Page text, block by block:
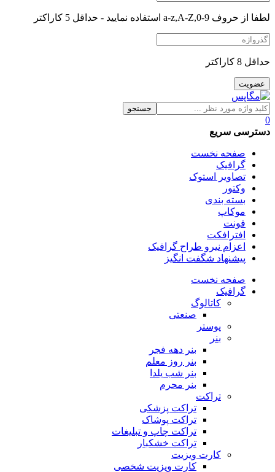
لطفا از حروف a-z,A-Z,0-9 استفاده نمایید - حداقل 5 کاراکتر
حداقل 8 کاراکتر
جستجو
0
دسترسی سریع
صفحه نخست
گرافیک
تصاویر استوک
وکتور
بسته بندی
موکاپ
فونت
افترافکت
اعزام نیرو طراح گرافیک
پیشنهاد شگفت انگیز
صفحه نخست
گرافیک
کاتالوگ
صنعتی
پوستر
بنر
بنر دهه فجر
بنر روز معلم
بنر شب یلدا
بنر محرم
تراکت
تراکت پزشکی
تراکت پوشاک
تراکت چاپ و تبلیغات
تراکت خشکبار
کارت ویزیت
کارت ویزیت شخصی